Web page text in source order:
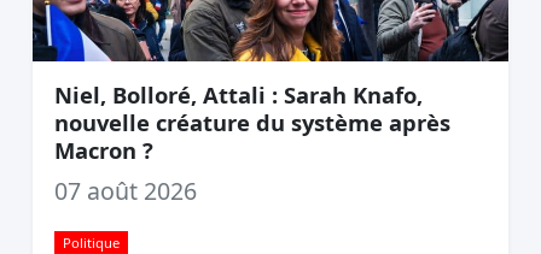
Niel, Bolloré, Attali : Sarah Knafo,
nouvelle créature du système après
Macron ?
07 août 2026
Politique